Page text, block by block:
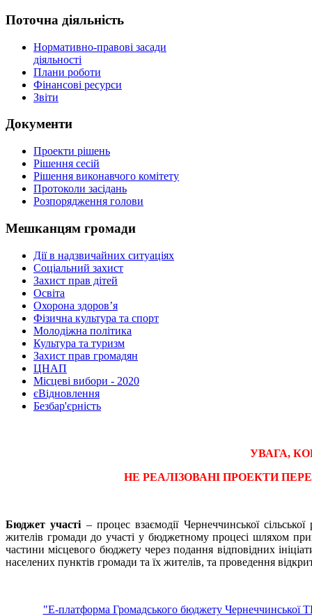
Поточна діяльність
Нормативно-правові засади
діяльності
Плани роботи
Фінансові ресурси
Звіти
Документи
Проекти рішень
Рішення сесій
Рішення виконавчого комітету
Протоколи засідань
Розпорядження голови
Мешканцям громади
Дії в надзвичайних ситуаціях
Соціальний захист
Захист прав дітей
Освіта
Охорона здоров’я
Фізична культура та спорт
Молодіжна політика
Культура та туризм
Захист прав громадян
ЦНАП
Місцеві вибори - 2020
єВідновлення
Безбар'єрність
УВАГА,
НЕ РЕАЛІЗОВАНІ ПРОЕКТИ
Бюджет участі – процес взаємодії Чернеччинської
жителів громади до участі у бюджетному процесі шляхом
частини місцевого бюджету через подання відповідних
населених пунктів громади та їх жителів, та проведення
"Е-платформа Громадського бюджету Чернеччинської